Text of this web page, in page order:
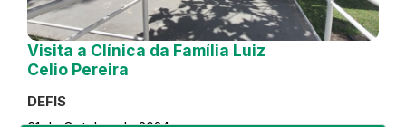
Visita a Clínica da Família Luiz
Celio Pereira
DEFIS